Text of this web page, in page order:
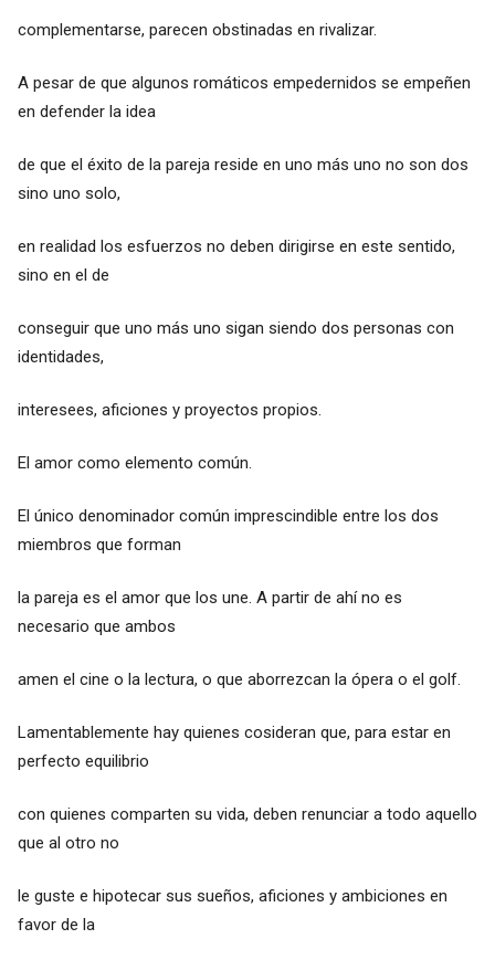
complementarse, parecen obstinadas en rivalizar.
A pesar de que algunos romáticos empedernidos se empeñen
en defender la idea
de que el éxito de la pareja reside en uno más uno no son dos
sino uno solo,
en realidad los esfuerzos no deben dirigirse en este sentido,
sino en el de
conseguir que uno más uno sigan siendo dos personas con
identidades,
interesees, aficiones y proyectos propios.
El amor como elemento común.
El único denominador común imprescindible entre los dos
miembros que forman
la pareja es el amor que los une. A partir de ahí no es
necesario que ambos
amen el cine o la lectura, o que aborrezcan la ópera o el golf.
Lamentablemente hay quienes cosideran que, para estar en
perfecto equilibrio
con quienes comparten su vida, deben renunciar a todo aquello
que al otro no
le guste e hipotecar sus sueños, aficiones y ambiciones en
favor de la